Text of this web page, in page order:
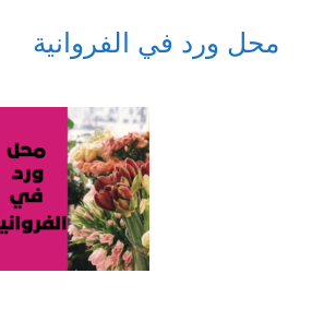
محل ورد في الفروانية